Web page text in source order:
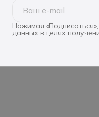
Нажимая
данных в целях